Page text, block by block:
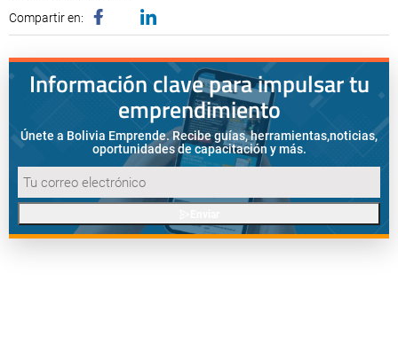
Compartir en:
Información clave para impulsar tu
emprendimiento
Únete a Bolivia Emprende. Recibe guías, herramientas,noticias,
oportunidades de capacitación y más.